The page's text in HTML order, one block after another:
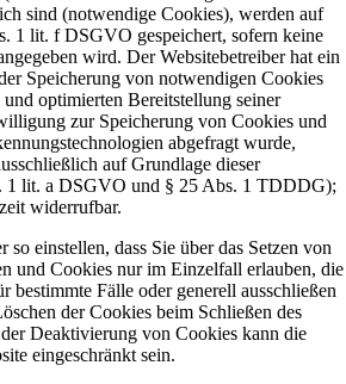
sind (notwendige Cookies), werden auf
1 lit. f DSGVO gespeichert, sofern keine
wird. Der Websitebetreiber hat ein
Speicherung von notwendigen Cookies
optimierten Bereitstellung seiner
zur Speicherung von Cookies und
abgefragt wurde,
auf Grundlage dieser
lit. a DSGVO und § 25 Abs. 1 TDDDG);
widerrufbar.
einstellen, dass Sie über das Setzen von
und Cookies nur im Einzelfall erlauben, die
bestimmte Fälle oder generell ausschließen
der Cookies beim Schließen des
Deaktivierung von Cookies kann die
eingeschränkt sein.